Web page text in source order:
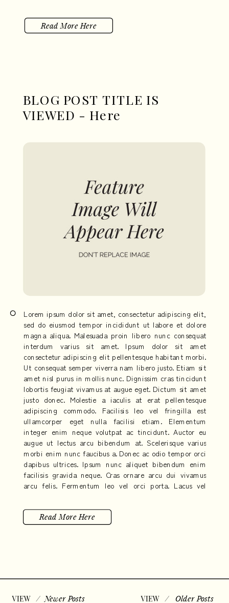
adipiscing vitae proin sagittis nisl.
Read More Here
BLOG POST TITLE IS
VIEWED - Here
Lorem ipsum dolor sit amet, consectetur adipiscing elit,
sed do eiusmod tempor incididunt ut labore et dolore
magna aliqua. Malesuada proin libero nunc consequat
interdum varius sit amet. Ipsum dolor sit amet
consectetur adipiscing elit pellentesque habitant morbi.
Ut consequat semper viverra nam libero justo. Etiam sit
amet nisl purus in mollis nunc. Dignissim cras tincidunt
lobortis feugiat vivamus at augue eget. Dictum sit amet
justo donec. Molestie a iaculis at erat pellentesque
adipiscing commodo. Facilisis leo vel fringilla est
ullamcorper eget nulla facilisi etiam. Elementum
integer enim neque volutpat ac tincidunt. Auctor eu
augue ut lectus arcu bibendum at. Scelerisque varius
morbi enim nunc faucibus a. Donec ac odio tempor orci
dapibus ultrices. Ipsum nunc aliquet bibendum enim
facilisis gravida neque. Cras ornare arcu dui vivamus
arcu felis. Fermentum leo vel orci porta. Lacus vel
adipiscing vitae proin sagittis nisl.
Read More Here
VIEW Older Posts
/ VIEW
Newer Posts /